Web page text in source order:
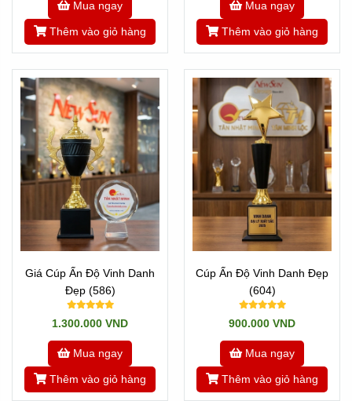
Mua ngay
Thêm vào giỏ hàng
Mua ngay
Thêm vào giỏ hàng
Giá Cúp Ấn Độ Vinh Danh
Đẹp (586)
1.300.000 VND
Mua ngay
Thêm vào giỏ hàng
Cúp Ấn Độ Vinh Danh Đẹp
(604)
900.000 VND
Mua ngay
Thêm vào giỏ hàng